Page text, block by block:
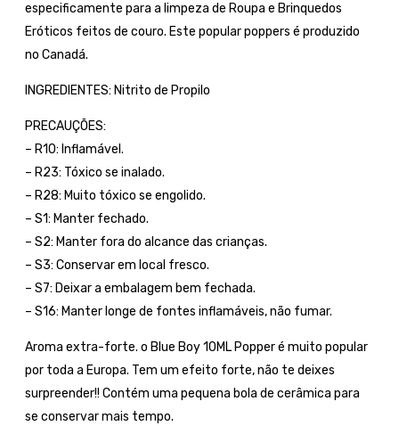
especificamente para a limpeza de Roupa e Brinquedos
Eróticos feitos de couro. Este popular poppers é produzido
no Canadá.
INGREDIENTES: Nitrito de Propilo
PRECAUÇÕES:
– R10: Inflamável.
– R23: Tóxico se inalado.
– R28: Muito tóxico se engolido.
– S1: Manter fechado.
– S2: Manter fora do alcance das crianças.
– S3: Conservar em local fresco.
– S7: Deixar a embalagem bem fechada.
– S16: Manter longe de fontes inflamáveis, não fumar.
Aroma extra-forte. o Blue Boy 10ML Popper é muito popular
por toda a Europa. Tem um efeito forte, não te deixes
surpreender!! Contém uma pequena bola de cerâmica para
se conservar mais tempo.